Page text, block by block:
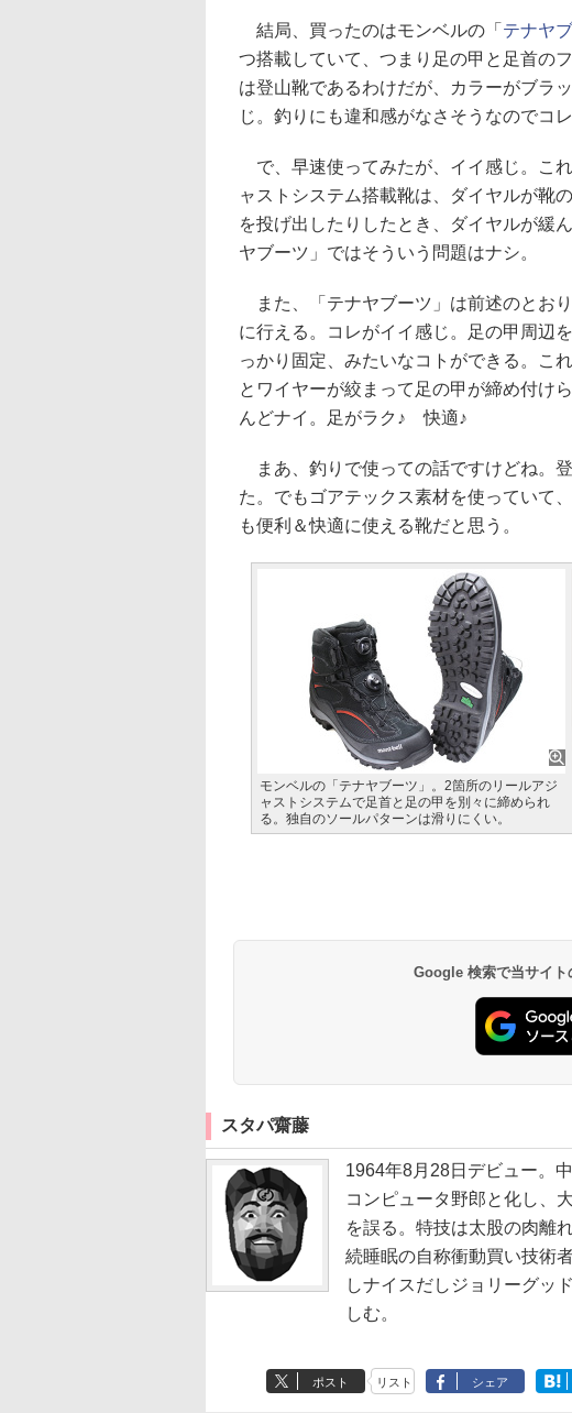
結局、買ったのはモンベルの「 テナヤ
つ搭載していて、つまり足の甲と足首の
は登山靴であるわけだが、カラーがブラ
じ。釣りにも違和感がなさそうなのでコレ
で、早速使ってみたが、イイ感じ。こ
ャストシステム搭載靴は、ダイヤルが靴
を投げ出したりしたとき、ダイヤルが緩
ヤブーツ」ではそういう問題はナシ。
また、「テナヤブーツ」は前述のとお
に行える。コレがイイ感じ。足の甲周辺
っかり固定、みたいなコトができる。こ
とワイヤーが絞まって足の甲が締め付け
んどナイ。足がラク♪ 快適♪
まあ、釣りで使っての話ですけどね。
た。でもゴアテックス素材を使っていて
も便利＆快適に使える靴だと思う。
モンベルの「テナヤブーツ」。2箇所のリールアジ
ャストシステムで足首と足の甲を別々に締められ
る。独自のソールパターンは滑りにくい。
Google 検索で当サイト
スタパ齋藤
1964年8月28日デビュー。
コンピュータ野郎と化し、
を誤る。特技は太股の肉離
続睡眠の自称衝動買い技術
しナイスだしジョリーグッ
しむ。
ポスト リスト シェア